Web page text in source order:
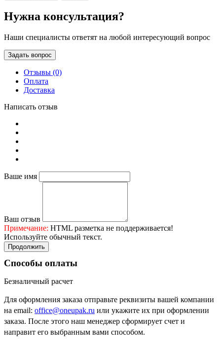
Нужна консультация?
Наши специалисты ответят на любой интересующий вопрос
Задать вопрос
Отзывы (0)
Оплата
Доставка
Написать отзыв
Ваше имя
Ваш отзыв
Примечание: HTML разметка не поддерживается!
Используйте обычный текст.
Продолжить
Способы оплаты
Безналичный расчет
Для оформления заказа отправьте реквизиты вашей компании
на email: office@oneupak.ru или укажите их при оформлении
заказа. После этого наш менеджер сформирует счет и
направит его выбранным вами способом.